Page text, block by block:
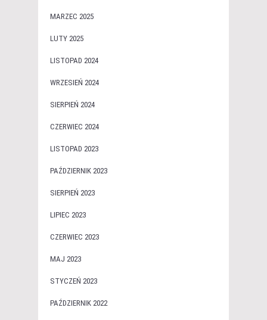
MARZEC 2025
LUTY 2025
LISTOPAD 2024
WRZESIEŃ 2024
SIERPIEŃ 2024
CZERWIEC 2024
LISTOPAD 2023
PAŹDZIERNIK 2023
SIERPIEŃ 2023
LIPIEC 2023
CZERWIEC 2023
MAJ 2023
STYCZEŃ 2023
PAŹDZIERNIK 2022